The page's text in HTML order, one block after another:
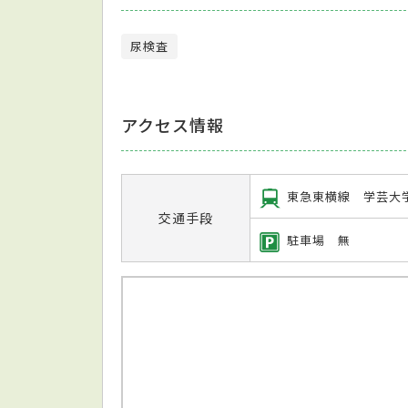
尿検査
アクセス情報
交通手段
東急東横線 学芸大
駐車場 無